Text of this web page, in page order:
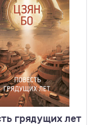
грядущих лет